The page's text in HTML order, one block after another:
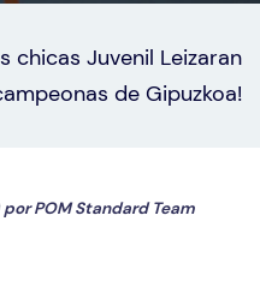
chicas Juvenil Leizaran
de Gipuzkoa!
porPOM Standard Team